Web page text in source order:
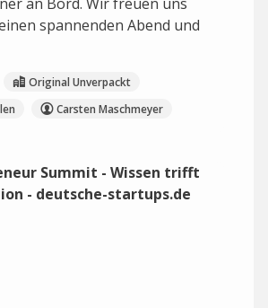
spannenden Abend und
Original Unverpackt
Carsten Maschmeyer